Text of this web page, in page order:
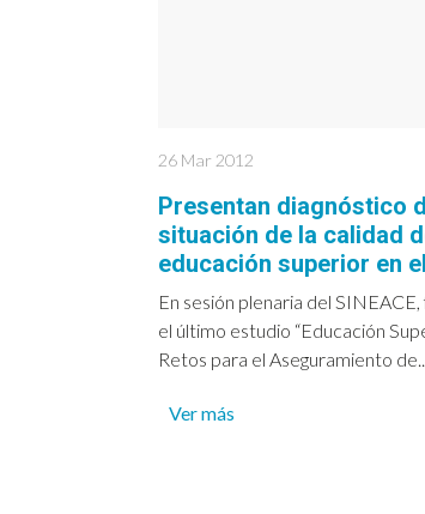
26 Mar 2012
Presentan diagnóstico
situación de la calidad
educación superior en
En sesión plenaria del
el último estudio “Educación
Retos para el Aseguramiento de...
Ver más